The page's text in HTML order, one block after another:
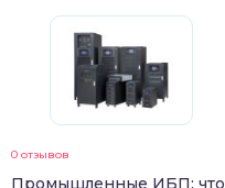
0 отзывов
Промышленные ИБП: что